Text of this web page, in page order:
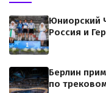
Юниорский
Россия и
Берлин
по